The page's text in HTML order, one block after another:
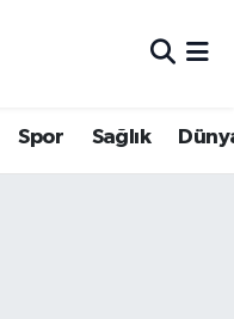
Spor Sağlık